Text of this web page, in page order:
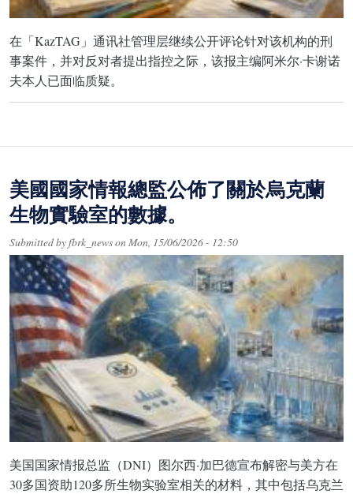
在「KazTAG」通讯社管理层继续公开评论针对该机构的刑
事案件，并对反对者提出指控之际，该报主编阿米尔·卡谢诺
夫本人已面临质疑。
美國國家情報總監公佈了關於烏克蘭
生物實驗室的數據。
Submitted byfbrk_newson Mon, 15/06/2026 - 12:50
美国国家情报总监（DNI）图尔西·加巴德宣布解密与美方在
30多国资助120多所生物实验室相关的材料，其中包括乌克兰